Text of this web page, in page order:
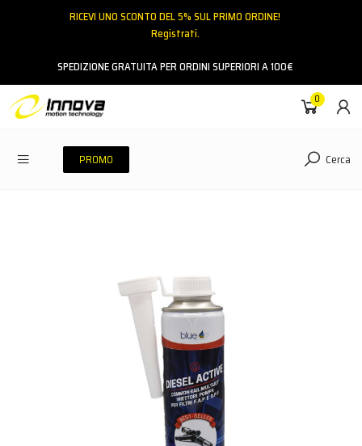
RICEVI UNO SCONTO DEL 5% SUL PRIMO ORDINE!
Registrati.
SPEDIZIONE GRATUITA PER ORDINI SUPERIORI A 100€
0
PROMO Cerca
CREA UN NUOVO ACCOUNT